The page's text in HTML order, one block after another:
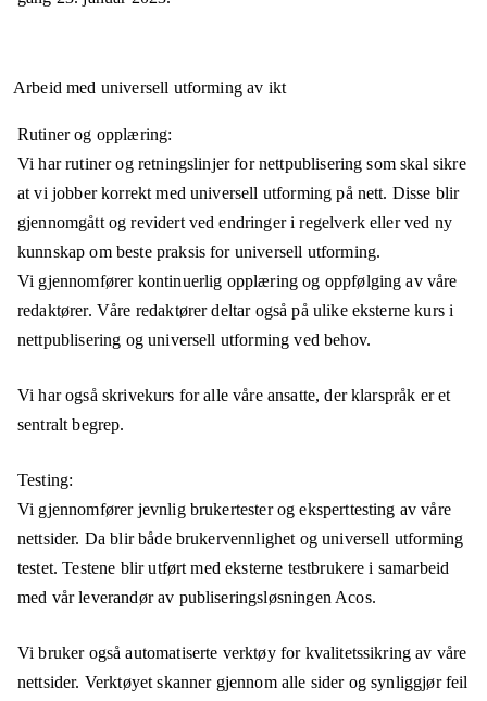
Arbeid med universell utforming av ikt
Rutiner og opplæring:
Vi har rutiner og retningslinjer for nettpublisering som skal sikre
at vi jobber korrekt med universell utforming på nett. Disse blir
gjennomgått og revidert ved endringer i regelverk eller ved ny
kunnskap om beste praksis for universell utforming.
Vi gjennomfører kontinuerlig opplæring og oppfølging av våre
redaktører. Våre redaktører deltar også på ulike eksterne kurs i
nettpublisering og universell utforming ved behov.
Vi har også skrivekurs for alle våre ansatte, der klarspråk er et
sentralt begrep.
Testing:
Vi gjennomfører jevnlig brukertester og eksperttesting av våre
nettsider. Da blir både brukervennlighet og universell utforming
testet. Testene blir utført med eksterne testbrukere i samarbeid
med vår leverandør av publiseringsløsningen Acos.
Vi bruker også automatiserte verktøy for kvalitetssikring av våre
nettsider. Verktøyet skanner gjennom alle sider og synliggjør feil